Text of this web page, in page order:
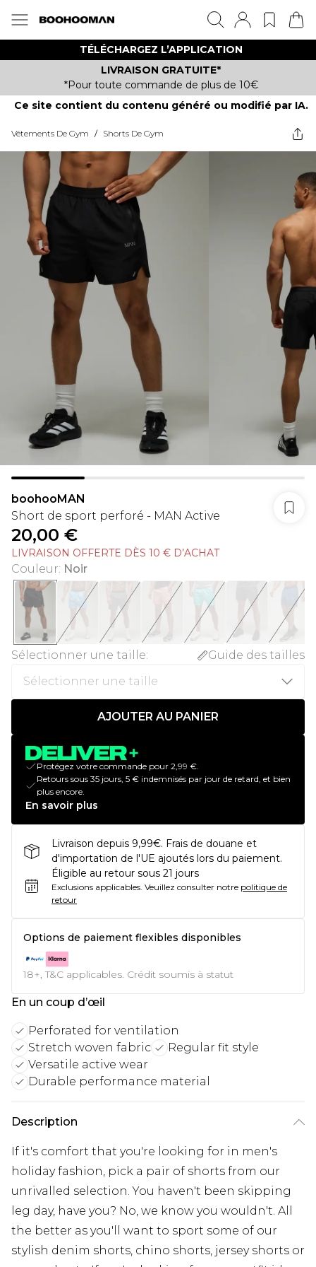
TÉLÉCHARGEZ L’APPLICATION
LIVRAISON GRATUITE*
*Pour toute commande de plus de 10€
Ce site contient du contenu généré ou modifié par IA.
Vêtements De Gym / Shorts De Gym
boohooMAN
Short de sport perforé - MAN Active
20,00 €
LIVRAISON OFFERTE DÈS 10 € D’ACHAT
Couleur: Noir
Sélectionner une taille: Guide des tailles
AJOUTER AU PANIER
Protégez votre commande pour 2,99 €.
Retours sous 35 jours, 5 € indemnisés par jour de retard, et bien
plus encore.
En savoir plus
Livraison depuis 9,99€. Frais de douane et
d'importation de l'UE ajoutés lors du paiement.
Éligible au retour sous 21 jours
Exclusions applicables. Veuillez consulter notre politique de
retour
Options de paiement flexibles disponibles
18+, T&C applicables. Crédit soumis à statut
En un coup d’œil
Perforated for ventilation
Stretch woven fabric
Regular fit style
Versatile active wear
Durable performance material
Description
If it's comfort that you're looking for in men's
holiday fashion, pick a pair of shorts from our
unrivalled selection. You haven't been skipping
leg day, have you? No, we know you wouldn't. All
the better as you'll want to sport some of our
stylish denim shorts, chino shorts, jersey shorts or